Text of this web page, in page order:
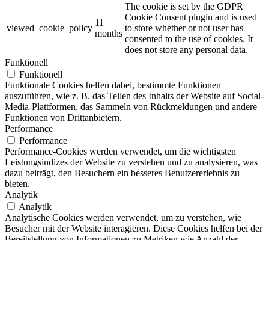
viewed_cookie_policy
11
months
The cookie is set by the GDPR
Cookie Consent plugin and is used
to store whether or not user has
consented to the use of cookies. It
does not store any personal data.
Funktionell
Funktionell
Funktionale Cookies helfen dabei, bestimmte Funktionen
auszuführen, wie z. B. das Teilen des Inhalts der Website auf Social-
Media-Plattformen, das Sammeln von Rückmeldungen und andere
Funktionen von Drittanbietern.
Performance
Performance
Performance-Cookies werden verwendet, um die wichtigsten
Leistungsindizes der Website zu verstehen und zu analysieren, was
dazu beiträgt, den Besuchern ein besseres Benutzererlebnis zu
bieten.
Analytik
Analytik
Analytische Cookies werden verwendet, um zu verstehen, wie
Besucher mit der Website interagieren. Diese Cookies helfen bei der
Bereitstellung von Informationen zu Metriken wie Anzahl der